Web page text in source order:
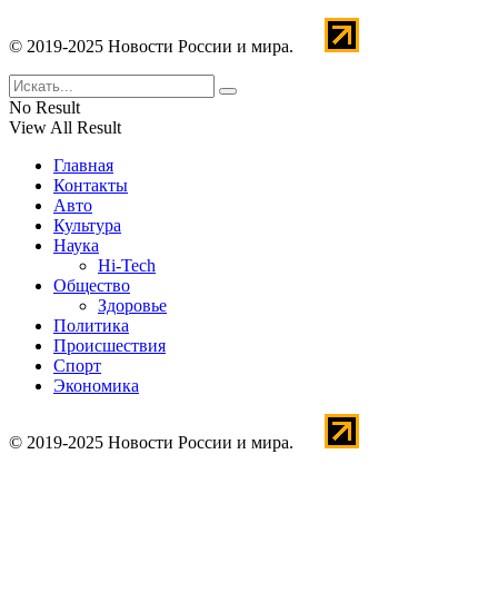
© 2019-2025 Новости России и мира.
No Result
View All Result
Главная
Контакты
Авто
Культура
Наука
Hi-Tech
Общество
Здоровье
Политика
Происшествия
Спорт
Экономика
© 2019-2025 Новости России и мира.